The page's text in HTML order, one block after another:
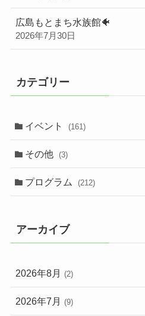
広島もとまち水族館🐠
2026年7月30日
カテゴリー
イベント (161)
その他 (3)
プログラム (212)
アーカイブ
2026年8月 (2)
2026年7月 (9)